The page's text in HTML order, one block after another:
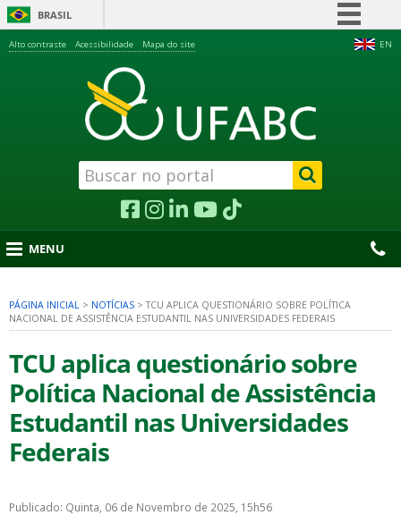
BRASIL
Acesso à informação
Legislação
Canais
EN
Alto contraste Acessibilidade Mapa do site
MENU
PÁGINA INICIAL > NOTÍCIAS >TCU APLICA QUESTIONÁRIO SOBRE POLÍTICA
NACIONAL DE ASSISTÊNCIA ESTUDANTIL NAS UNIVERSIDADES FEDERAIS
TCU aplica questionário sobre
Política Nacional de Assistência
Estudantil nas Universidades
Federais
Publicado: Quinta, 06 de Novembro de 2025, 15h56